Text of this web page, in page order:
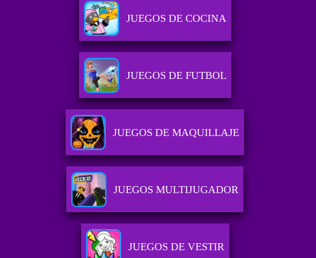
JUEGOS DE COCINA
JUEGOS DE FUTBOL
JUEGOS DE MAQUILLAJE
JUEGOS MULTIJUGADOR
JUEGOS DE VESTIR